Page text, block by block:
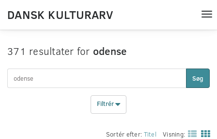
DANSK KULTURARV
371 resultater for odense
Søg
Filtrér
Sortér efter: Titel Visning: